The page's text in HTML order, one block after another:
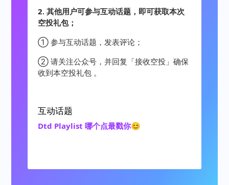
2.其他用户可参与互动话题，即可获取本次
空投礼包；
① 参与互动话题，发表评论；
② 请关注公众号，并回复「接收空投」确保
收到本空投礼包 。
互动话题
Dtd Playlist 哪个点最戳你😊